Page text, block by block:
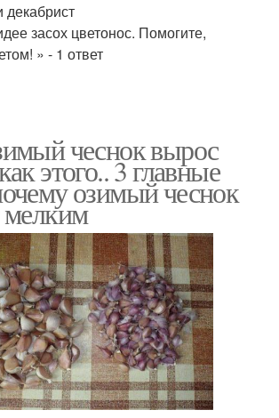
декабрист
засох цветонос. Помогите,
» - 1 ответ
чеснок вырос
этого.. 3 главные
озимый чеснок
мелким